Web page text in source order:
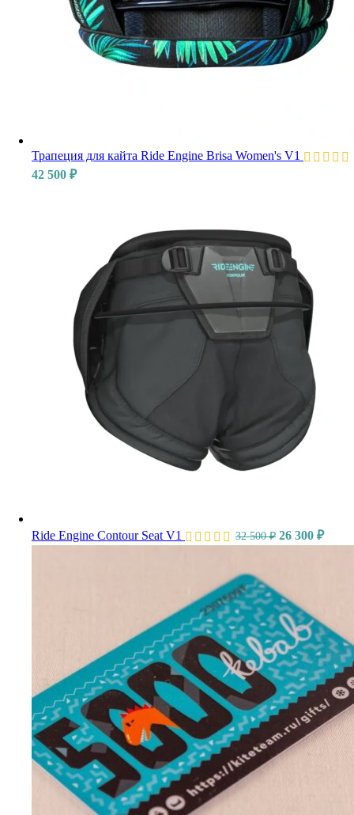
Трапеция для кайта Ride Engine Brisa Women's V1
42 500 ₽
Ride Engine Contour Seat V1 32 500₽ 26 300 ₽